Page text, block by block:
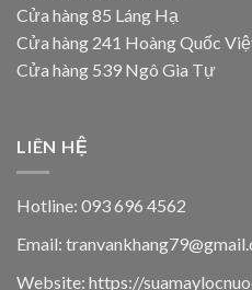
Cửa hàng 85 Láng Hạ
Cửa hàng 241 Hoàng Quốc
Cửa hàng 539 Ngô Gia Tự
LIÊN HỆ
Hotline: 093 696 4562
Email:
Website: https://